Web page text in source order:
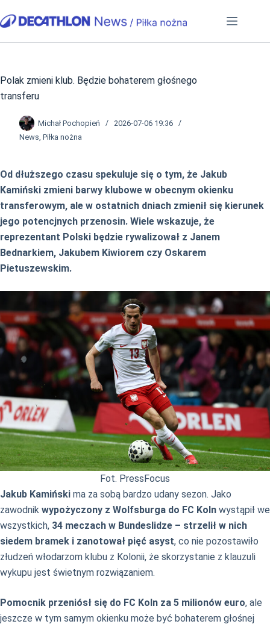
do
Polak zmieni klub. Będzie bohaterem głośnego
transferu
Michał Pochopień
2026-07-06 19:36
News, Piłka nożna
Od dłuższego czasu spekuluje się o tym, że Jakub
Kamiński zmieni barwy klubowe w obecnym okienku
transferowym, ale w ostatnich dniach zmienił się kierunek
jego potencjnych przenosin. Wiele wskazuje, że
reprezentant Polski będzie rywalizował z Janem
Bednarkiem, Jakubem Kiwiorem czy Oskarem
Pietuszewskim.
Fot. PressFocus
Jakub Kamiński ma za sobą bardzo udany sezon. Jako
zawodnik wypożyczony z Wolfsburga do FC Koln wystąpił we
wszystkich, 34 meczach w Bundeslidze – strzelił w nich
siedem bramek i zanotował pięć asyst, co nie pozostawiło
złudzeń włodarzom klubu z Kolonii, że skorzystanie z klauzuli
wykupu jest świetnym rozwiązaniem.
Pomocnik przeniósł się do FC Koln za 5 milionów euro, ale
jeszcze w tym samym okienku może być bohaterem głośnej